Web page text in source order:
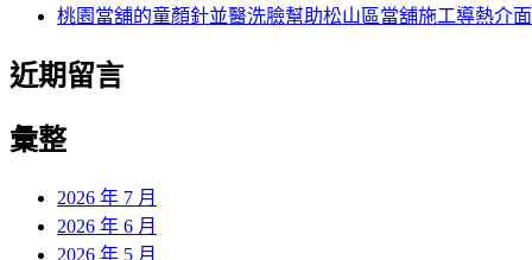
桃園當舖的童顏針並醫洗臉幫助松山區當舖施工導熱介
近期留言
彙整
2026 年 7 月
2026 年 6 月
2026 年 5 月